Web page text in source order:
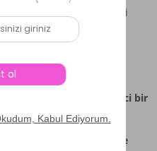
gardırobunuzdaki
oluşturmanıza
tonlarının hakim
karakter katar.
üst gövdeye bütünleyici bir
sahiptir.
boy kesimi, gün boyu
giyildiğinde rahat ve